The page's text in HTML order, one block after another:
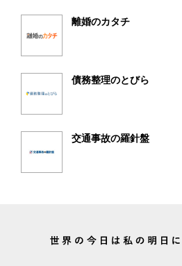
離婚のカタチ
債務整理のとびら
交通事故の羅針盤